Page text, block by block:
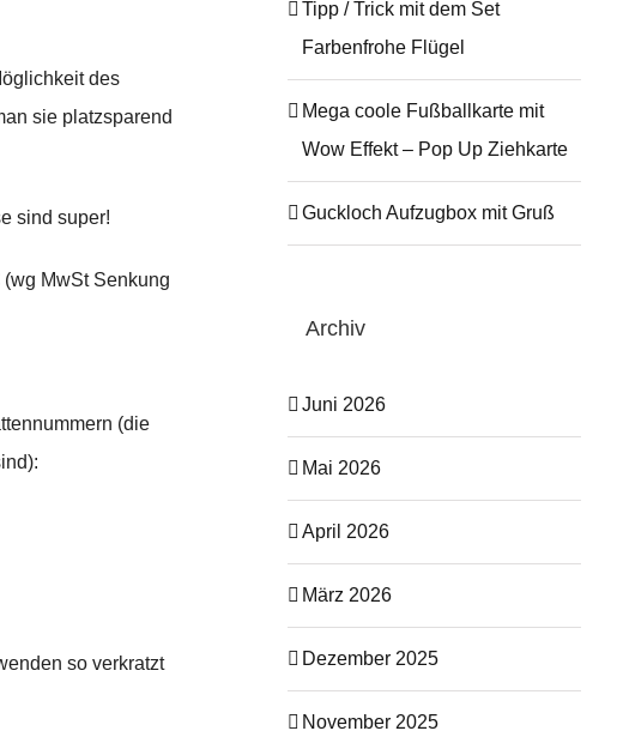
des
sie platzsparend
sind super!
MwSt Senkung
(die
so verkratzt
Tipp / Trick mit dem Set
Farbenfrohe Flügel
Mega coole Fußballkarte mit
Wow Effekt – Pop Up Ziehkarte
Guckloch Aufzugbox mit Gruß
Archiv
Juni 2026
Mai 2026
April 2026
März 2026
Dezember 2025
November 2025